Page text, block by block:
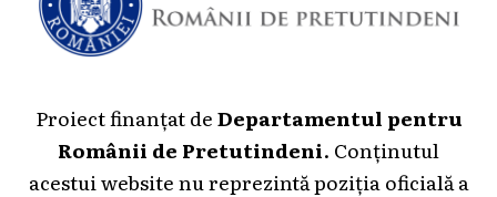
Proiect finanțat deDepartamentul pentru
Românii de Pretutindeni. Conținutul
acestui website nu reprezintă poziția oficială a